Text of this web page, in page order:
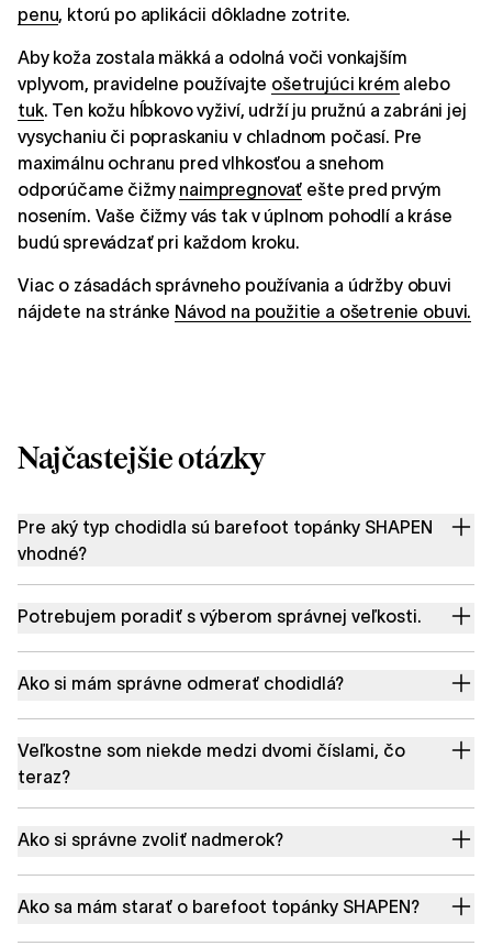
penu, ktorú po aplikácii dôkladne zotrite.
Aby koža zostala mäkká a odolná voči vonkajším
vplyvom, pravidelne používajte ošetrujúci krém alebo
tuk. Ten kožu hĺbkovo vyživí, udrží ju pružnú a zabráni jej
vysychaniu či popraskaniu v chladnom počasí. Pre
maximálnu ochranu pred vlhkosťou a snehom
odporúčame čižmy naimpregnovať ešte pred prvým
nosením. Vaše čižmy vás tak v úplnom pohodlí a kráse
budú sprevádzať pri každom kroku.
Viac o zásadách správneho používania a údržby obuvi
nájdete na stránke Návod na použitie a ošetrenie obuvi.
Najčastejšie otázky
Pre aký typ chodidla sú barefoot topánky SHAPEN
vhodné?
Potrebujem poradiť s výberom správnej veľkosti.
Ako si mám správne odmerať chodidlá?
Veľkostne som niekde medzi dvomi číslami, čo
teraz?
Ako si správne zvoliť nadmerok?
Ako sa mám starať o barefoot topánky SHAPEN?